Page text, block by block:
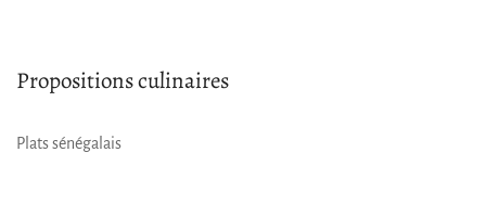
Propositions culinaires
Plats sénégalais